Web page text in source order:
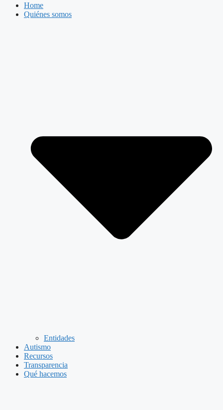
Home
Quiénes somos
Entidades
Autismo
Recursos
Transparencia
Qué hacemos